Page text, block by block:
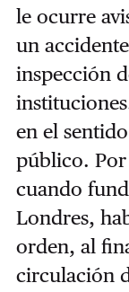
le ocurre
un
inspección
en el
público. Por
cuando
Londres,
orden, al
circulación